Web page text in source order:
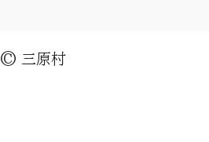
© 三原村